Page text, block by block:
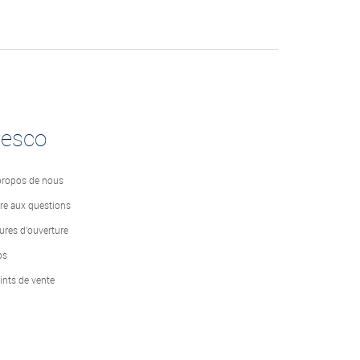
de nous
aux questions
d’ouverture
de vente